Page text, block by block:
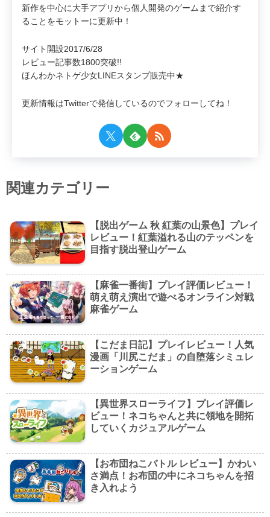
新作を中心に大手アプリから個人開発のゲームまで紹介す
ることをモットーに更新中！
サイト開設2017/6/28
レビュー記事数1800突破!!
ほんわかネトゲ少女LINEスタンプ販売中★
更新情報はTwitterで発信しているのでフォローしてね！
関連カテゴリー
【脱出ゲーム 秋 紅葉の山景色】プレイ
レビュー！紅葉溢れる山のテッペンを
目指す脱出登山ゲーム
【麻雀一番街】プレイ評価レビュー！
萌え萌え演出で遊べるオンライン対戦
麻雀ゲーム
【こだま日記】プレイレビュー！人気
漫画「川尻こだま」の自堕落シミュレ
ーションゲーム
【異世界スローライフ】プレイ評価レ
ビュー！ネコちゃんと共に領地を開拓
していくカジュアルゲーム
【お布団ねこバトル レビュー】かわい
さ満点！お布団の中にネコちゃんを招
き入れよう